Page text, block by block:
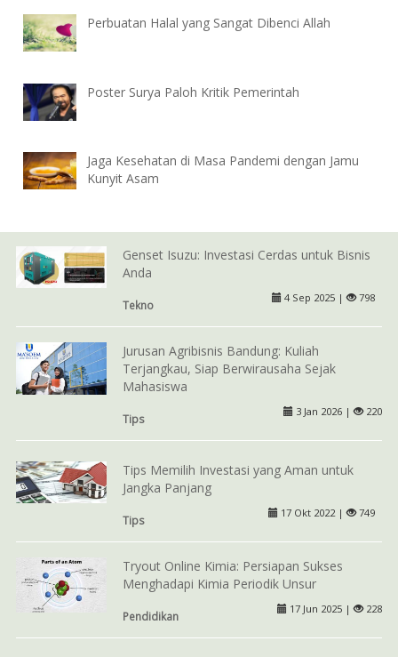
Perbuatan Halal yang Sangat Dibenci Allah
Poster Surya Paloh Kritik Pemerintah
Jaga Kesehatan di Masa Pandemi dengan Jamu
Kunyit Asam
Genset Isuzu: Investasi Cerdas untuk Bisnis
Anda
Tekno
4 Sep 2025 | 798
Jurusan Agribisnis Bandung: Kuliah
Terjangkau, Siap Berwirausaha Sejak
Mahasiswa
Tips
3 Jan 2026 | 220
Tips Memilih Investasi yang Aman untuk
Jangka Panjang
Tips
17 Okt 2022 | 749
Tryout Online Kimia: Persiapan Sukses
Menghadapi Kimia Periodik Unsur
Pendidikan
17 Jun 2025 | 228